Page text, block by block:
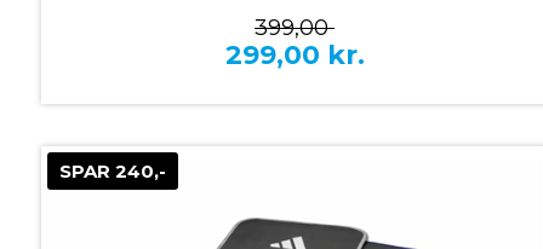
399,00
299,00 kr.
SPAR 240,-